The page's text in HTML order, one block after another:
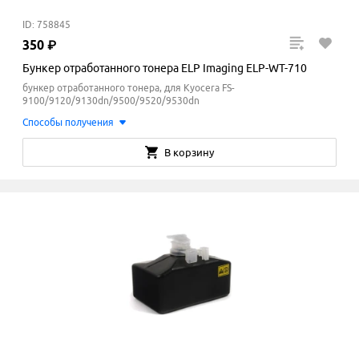
ID: 758845
350 ₽
Бункер отработанного тонера ELP Imaging ELP-WT-710
бункер отработанного тонера, для Kyocera FS-
9100/9120/9130dn/9500/9520/9530dn
Способы получения
В корзину